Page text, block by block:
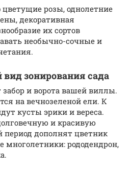
цветущие розы, однолетние
декоративная
их сортов
необычно-сочные и
зонирования сада
и ворота вашей виллы.
на вечнозеленой ели. К
кусты эрики и вереса.
и красивую
дополнят цветник
многолетники: рододендрон,